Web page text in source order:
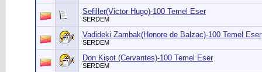
Sefiller(Victor Hugo)-100 Temel Eser
SERDEM
Vadideki Zambak(Honore de Balzac)-100 Temel Eser
SERDEM
Don Kişot (Cervantes)-100 Temel Eser
SERDEM